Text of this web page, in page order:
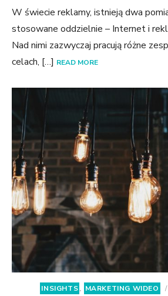
W świecie reklamy, istnieją dwa
stosowane oddzielnie – Internet i
Nad nimi zazwyczaj pracują różne
celach, […] READ MORE
INSIGHTS, MARKETING WIDEO /